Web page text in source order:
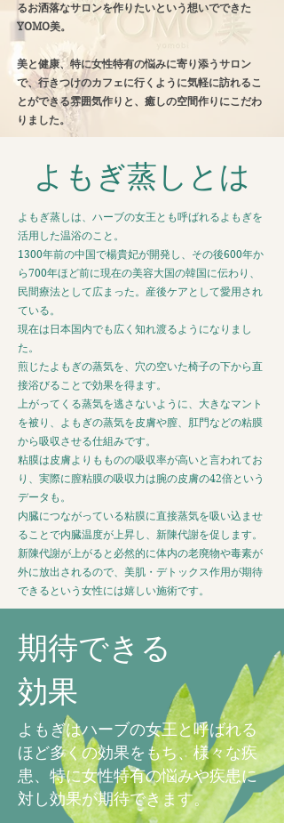
るお洒落なサロンを作りたいという想いでできた
YOMO美。
美と健康、特に女性特有の悩みに寄り添うサロン
で、行きつけのカフェに行くように気軽に訪れるこ
とができる雰囲気作りと、癒しの空間作りにこだわ
りました。
よもぎ蒸しとは
よもぎ蒸しは、ハーブの女王とも呼ばれるよもぎを
活用した温浴のこと。
1300年前の中国で楊貴妃が開発し、その後600年か
ら700年ほど前に現在の美容大国の韓国に伝わり、
民間療法として広まった。産後ケアとして愛用され
ている。
現在は日本国内でも広く知れ渡るようになりまし
た。
煎じたよもぎの蒸気を、穴の空いた椅子の下から直
接浴びることで効果を得ます。
上がってくる蒸気を逃さないように、大きなマント
を被り、よもぎの蒸気を皮膚や膣、肛門などの粘膜
から吸収させる仕組みです。
粘膜は皮膚よりもものの吸収率が高いと言われてお
り、実際に膣粘膜の吸収力は腕の皮膚の42倍という
データも。
内臓につながっている粘膜に直接蒸気を吸い込ませ
ることで内臓温度が上昇し、新陳代謝を促します。
新陳代謝が上がると必然的に体内の老廃物や毒素が
外に放出されるので、美肌・デトックス作用が期待
できるという女性には嬉しい施術です。
期待できる
効果
よもぎはハーブの女王と呼ばれる
ほど多くの効果をもち、様々な疾
患、特に女性特有の悩みや疾患に
対し効果が期待できます。